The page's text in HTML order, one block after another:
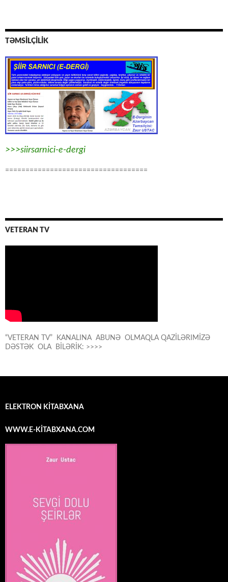
TƏMSİLÇİLİK
>>>siirsarnici-e-dergi
===================================
VETERAN TV
“VETERAN TV” KANALINA ABUNƏ OLMAQLA QAZİLƏRIMİZƏ
DƏSTƏK OLA BİLƏRİK: >>>>
ELEKTRON KİTABXANA
WWW.E-KİTABXANA.COM